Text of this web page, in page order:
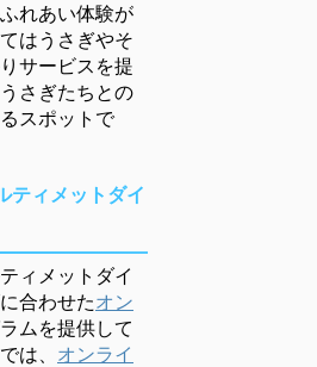
れあい体験が
はうさぎやそ
サービスを提
さぎたちとの
スポットで
ティメットダイ
ィメットダイ
合わせたオン
ムを提供して
は、 オンライ